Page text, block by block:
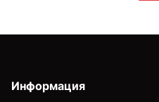
Информация